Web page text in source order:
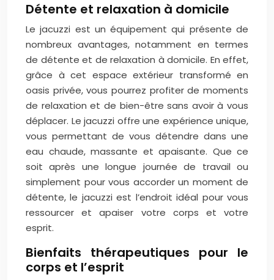
Détente et relaxation à domicile
Le jacuzzi est un équipement qui présente de
nombreux avantages, notamment en termes
de détente et de relaxation à domicile. En effet,
grâce à cet espace extérieur transformé en
oasis privée, vous pourrez profiter de moments
de relaxation et de bien-être sans avoir à vous
déplacer. Le jacuzzi offre une expérience unique,
vous permettant de vous détendre dans une
eau chaude, massante et apaisante. Que ce
soit après une longue journée de travail ou
simplement pour vous accorder un moment de
détente, le jacuzzi est l’endroit idéal pour vous
ressourcer et apaiser votre corps et votre
esprit.
Bienfaits thérapeutiques pour le
corps et l’esprit